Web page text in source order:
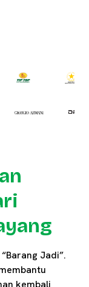
Jadi”.
kembali